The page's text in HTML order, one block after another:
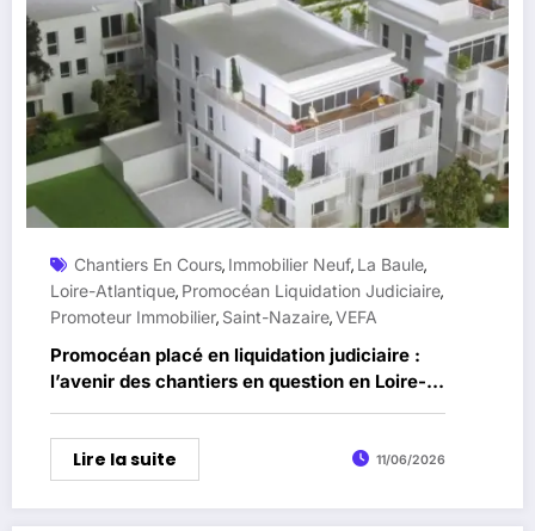
Chantiers En Cours, Immobilier Neuf, La Baule,
Loire-Atlantique, Promocéan Liquidation Judiciaire,
Promoteur Immobilier, Saint-Nazaire,VEFA
Promocéan placé en liquidation judiciaire :
l’avenir des chantiers en question en Loire-
Atlantique
Lire la suite 11/06/2026